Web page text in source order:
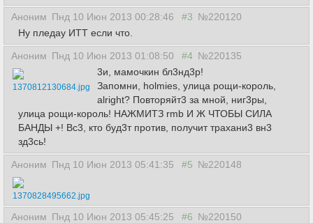
Аноним Пнд 10 Июн 2013 00:28:46 #3 №220120
Ну пледау ИТТ если что.
Аноним Пнд 10 Июн 2013 01:08:50 #4 №220135
1370812130684.jpg
3и, мамочкин бл3нд3р!
Запомни, holmies, улица рощи-король,
alright? Повторяйт3 за мной, ниг3ры,
улица рощи-король! НАЖМИТЗ rmb И Ж ЧТОБЫ СИЛА
БАНДЫ +! Вс3, кто буд3т против, получит трахани3 вн3
зд3сь!
Аноним Пнд 10 Июн 2013 05:41:35 #5 №220148
1370828495662.jpg
Аноним Пнд 10 Июн 2013 05:45:25 #6 №220150